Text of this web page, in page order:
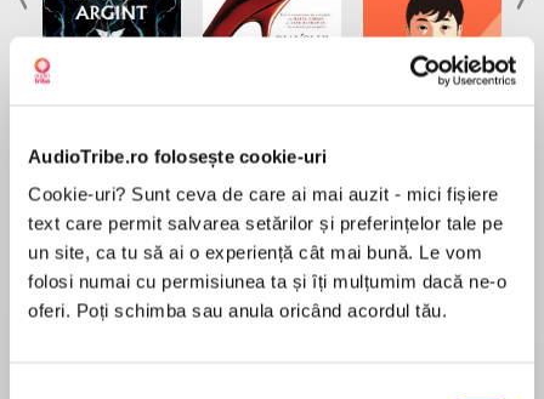
AudioTribe.ro folosește cookie-uri
Cookie-uri? Sunt ceva de care ai mai auzit - mici fișiere
text care permit salvarea setărilor și preferințelor tale pe
un site, ca tu să ai o experiență cât mai bună. Le vom
folosi numai cu permisiunea ta și îți mulțumim dacă ne-o
oferi. Poți schimba sau anula oricând acordul tău.
de...
Dani Francis
la...
Lauren Weisberger
Desprecarte
The legendary, No. 1 bestelling series following